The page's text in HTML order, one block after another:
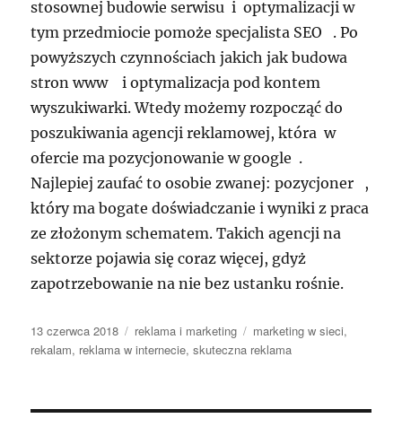
stosownej budowie serwisu i optymalizacji w
tym przedmiocie pomoże specjalista SEO . Po
powyższych czynnościach jakich jak budowa
stron www i optymalizacja pod kontem
wyszukiwarki. Wtedy możemy rozpocząć do
poszukiwania agencji reklamowej, która w
ofercie ma pozycjonowanie w google .
Najlepiej zaufać to osobie zwanej: pozycjoner ,
który ma bogate doświadczanie i wyniki z praca
ze złożonym schematem. Takich agencji na
sektorze pojawia się coraz więcej, gdyż
zapotrzebowanie na nie bez ustanku rośnie.
Data
publikacji
13 czerwca 2018 Kategorie
reklama i marketing Tagi
marketing w sieci,
rekalam, reklama w internecie,skuteczna reklama